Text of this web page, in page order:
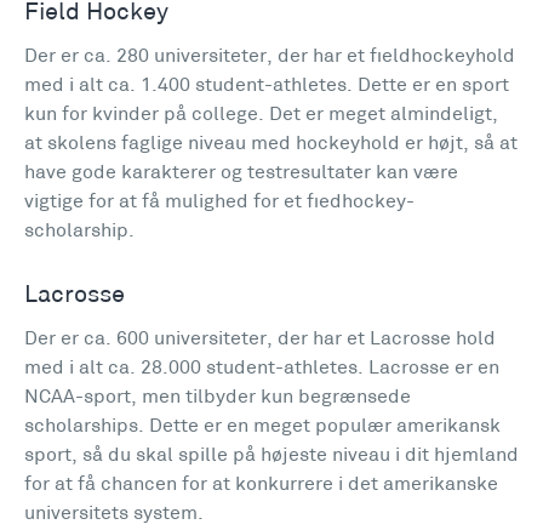
Field Hockey
Der er ca. 280 universiteter, der har et fieldhockeyhold
med i alt ca. 1.400 student-athletes. Dette er en sport
kun for kvinder på college. Det er meget almindeligt,
at skolens faglige niveau med hockeyhold er højt, så at
have gode karakterer og testresultater kan være
vigtige for at få mulighed for et fiedhockey-
scholarship.
Lacrosse
Der er ca. 600 universiteter, der har et Lacrosse hold
med i alt ca. 28.000 student-athletes. Lacrosse er en
NCAA-sport, men tilbyder kun begrænsede
scholarships. Dette er en meget populær amerikansk
sport, så du skal spille på højeste niveau i dit hjemland
for at få chancen for at konkurrere i det amerikanske
universitets system.